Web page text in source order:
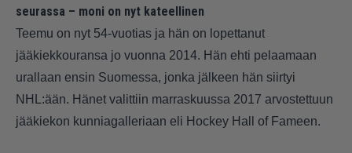
seurassa – moni on nyt kateellinen
Teemu on nyt 54-vuotias ja hän on lopettanut
jääkiekkouransa jo vuonna 2014. Hän ehti pelaamaan
urallaan ensin Suomessa, jonka jälkeen hän siirtyi
NHL:ään. Hänet valittiin marraskuussa 2017 arvostettuun
jääkiekon kunniagalleriaan eli Hockey Hall of Fameen.